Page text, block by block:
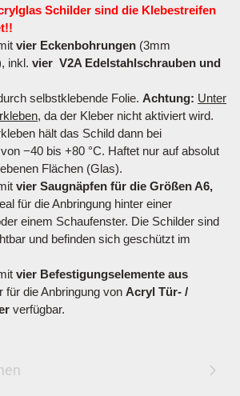
Schilder sind die Klebestreifen
vier Eckenbohrungen (3mm
inkl. vier V2A Edelstahlschrauben und
selbstklebende Folie. Achtung: Unter
, da der Kleber nicht aktiviert wird.
hält das Schild dann bei
−40 bis +80 °C. Haftet nur auf absolut
Flächen (Glas).
vier Saugnäpfen für die Größen A6,
für die Anbringung hinter einer
einem Schaufenster. Die Schilder sind
und befinden sich geschützt im
vier Befestigungselemente aus
für die Anbringung von Acryl Tür- /
verfügbar.